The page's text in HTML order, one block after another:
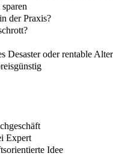
der Praxis?
Desaster oder rentable
Expert
Idee